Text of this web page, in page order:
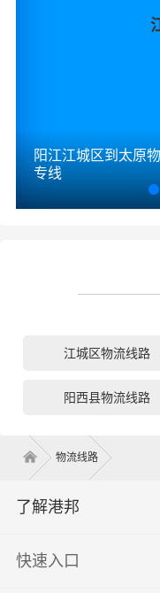
阳江江城区到太原
专线
江城区物流线路
阳西县物流线路
物流线路
了解港邦
快速入口